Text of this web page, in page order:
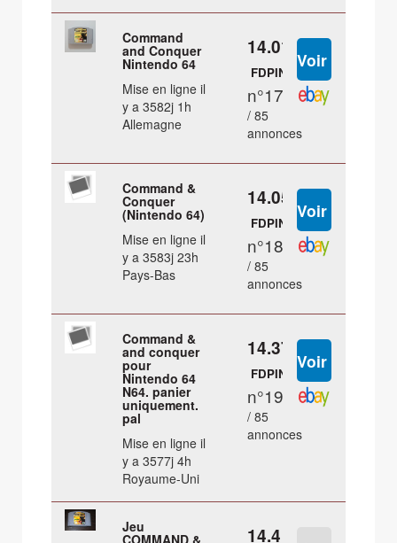
Command
and Conquer
Nintendo 64
Mise en ligne il
y a 3582j 1h
Allemagne
14.01 €
FDPIN
n°17
/ 85
annonces
Command &
Conquer
(Nintendo 64)
Mise en ligne il
y a 3583j 23h
Pays-Bas
14.05 €
FDPIN
n°18
/ 85
annonces
Command &
and conquer
pour
Nintendo 64
N64. panier
uniquement.
pal
Mise en ligne il
y a 3577j 4h
Royaume-Uni
14.37 €
FDPIN
n°19
/ 85
annonces
Jeu 14.4 €